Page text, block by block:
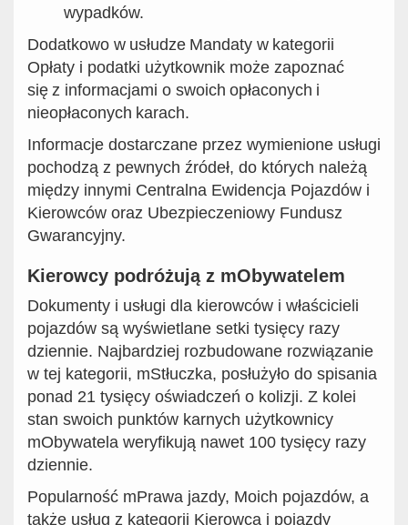
wypadków.
Dodatkowo w usłudze Mandaty w kategorii
Opłaty i podatki użytkownik może zapoznać
się z informacjami o swoich opłaconych i
nieopłaconych karach.
Informacje dostarczane przez wymienione usługi
pochodzą z pewnych źródeł, do których należą
między innymi Centralna Ewidencja Pojazdów i
Kierowców oraz Ubezpieczeniowy Fundusz
Gwarancyjny.
Kierowcy podróżują z mObywatelem
Dokumenty i usługi dla kierowców i właścicieli
pojazdów są wyświetlane setki tysięcy razy
dziennie. Najbardziej rozbudowane rozwiązanie
w tej kategorii, mStłuczka, posłużyło do spisania
ponad 21 tysięcy oświadczeń o kolizji. Z kolei
stan swoich punktów karnych użytkownicy
mObywatela weryfikują nawet 100 tysięcy razy
dziennie.
Popularność mPrawa jazdy, Moich pojazdów, a
także usług z kategorii Kierowca i pojazdy